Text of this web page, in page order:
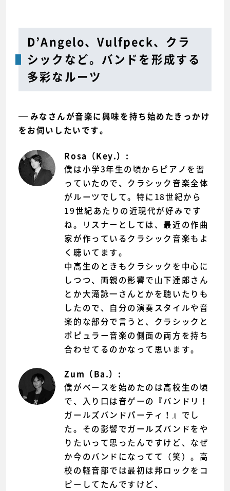
D’Angelo、Vulfpeck、クラ
シックなど。バンドを形成する
多彩なルーツ
みなさんが音楽に興味を持ち始めたきっかけ
をお伺いしたいです。
Rosa（Key.）:
僕は小学3年生の頃からピアノを習
っていたので、クラシック音楽全体
がルーツでして。特に18世紀から
19世紀あたりの近現代が好みです
ね。リスナーとしては、最近の作曲
家が作っているクラシック音楽もよ
く聴いてます。
中高生のときもクラシックを中心に
しつつ、両親の影響で山下達郎さん
とか大滝詠一さんとかを聴いたりも
したので、自分の演奏スタイルや音
楽的な部分で言うと、クラシックと
ポピュラー音楽の側面の両方を持ち
合わせてるのかなって思います。
Zum（Ba.）:
僕がベースを始めたのは高校生の頃
で、入り口は音ゲーの『バンドリ！
ガールズバンドパーティ！』でし
た。その影響でガールズバンドをや
りたいって思ったんですけど、なぜ
か今のバンドになってて（笑）。高
校の軽音部では最初は邦ロックをコ
ピーしてたんですけど、